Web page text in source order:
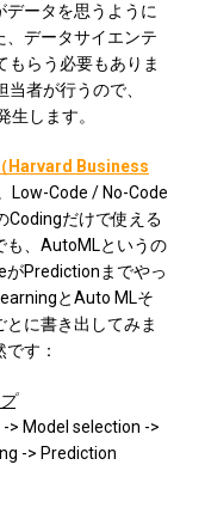
ータを思うように
データサイエンテ
もらう必要もありま
者が行うので、
します。
Harvard Business
Low-Code / No-Code
Codingだけで使える
も、AutoMLというの
がPredictionまでやっ
とAuto MLそ
に書き出してみま
す：
> Model selection ->
-> Prediction